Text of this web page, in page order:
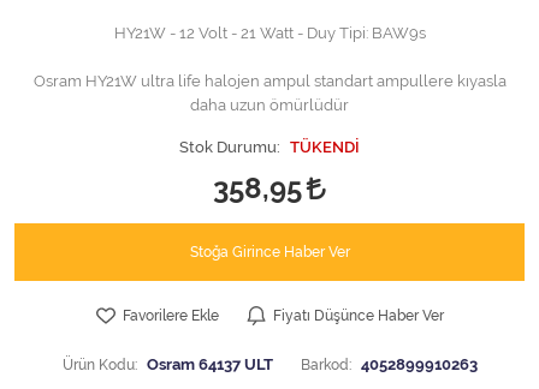
HY21W - 12 Volt - 21 Watt - Duy Tipi: BAW9s
Osram HY21W ultra life halojen ampul standart ampullere kıyasla
daha uzun ömürlüdür
Stok Durumu: TÜKENDİ
358,95
Stoğa Girince Haber Ver
Favorilere Ekle Fiyatı Düşünce Haber Ver
Ürün Kodu: Osram 64137 ULT Barkod: 4052899910263